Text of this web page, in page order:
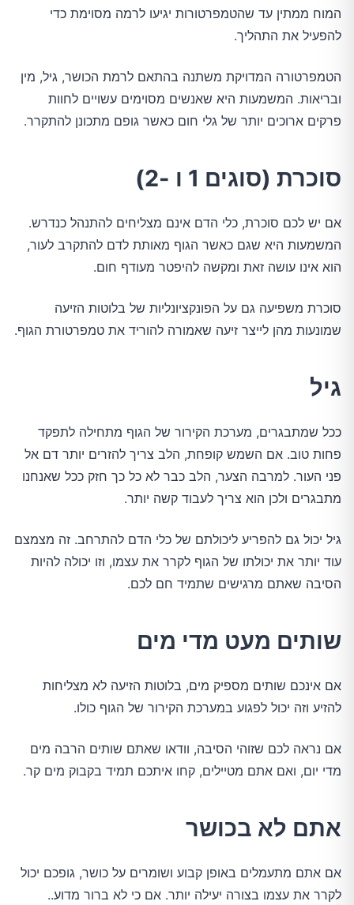
המוח ממתין עד שהטמפרטורות יגיעו לרמה מסוימת כדי
להפעיל את התהליך.
הטמפרטורה המדויקת משתנה בהתאם לרמת הכושר, גיל, מין
ובריאות. המשמעות היא שאנשים מסוימים עשויים לחוות
פרקים ארוכים יותר של גלי חום כאשר גופם מתכונן להתקרר.
סוכרת (סוגים 1 ו -2)
אם יש לכם סוכרת, כלי הדם אינם מצליחים להתנהל כנדרש.
המשמעות היא שגם כאשר הגוף מאותת לדם להתקרב לעור,
הוא אינו עושה זאת ומקשה להיפטר מעודף חום.
סוכרת משפיעה גם על הפונקציונליות של בלוטות הזיעה
שמונעות מהן לייצר זיעה שאמורה להוריד את טמפרטורת הגוף.
גיל
ככל שמתבגרים, מערכת הקירור של הגוף מתחילה לתפקד
פחות טוב. אם השמש קופחת, הלב צריך להזרים יותר דם אל
פני העור. למרבה הצער, הלב כבר לא כל כך חזק ככל שאנחנו
מתבגרים ולכן הוא צריך לעבוד קשה יותר.
גיל יכול גם להפריע ליכולתם של כלי הדם להתרחב. זה מצמצם
עוד יותר את יכולתו של הגוף לקרר את עצמו, וזו יכולה להיות
הסיבה שאתם מרגישים שתמיד חם לכם.
שותים מעט מדי מים
אם אינכם שותים מספיק מים, בלוטות הזיעה לא מצליחות
להזיע וזה יכול לפגוע במערכת הקירור של הגוף כולו.
אם נראה לכם שזוהי הסיבה, וודאו שאתם שותים הרבה מים
מדי יום, ואם אתם מטיילים, קחו איתכם תמיד בקבוק מים קר.
אתם לא בכושר
אם אתם מתעמלים באופן קבוע ושומרים על כושר, גופכם יכול
לקרר את עצמו בצורה יעילה יותר. אם כי לא ברור מדוע..